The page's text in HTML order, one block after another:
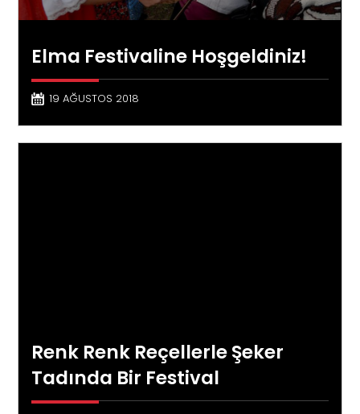
Elma Festivaline Hoşgeldiniz!
19 AĞUSTOS 2018
Renk Renk Reçellerle Şeker
Tadında Bir Festival